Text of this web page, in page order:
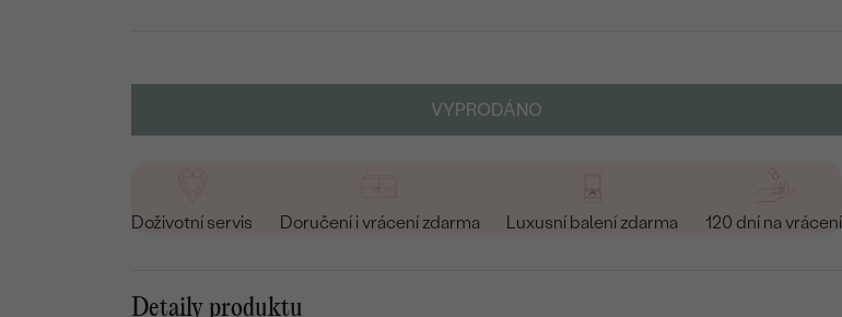
VYPRODÁNO
Doživotní servis Doručení i vrácení zdarma Luxusní balení zdarma 120 dní na vrácení
Detaily produktu